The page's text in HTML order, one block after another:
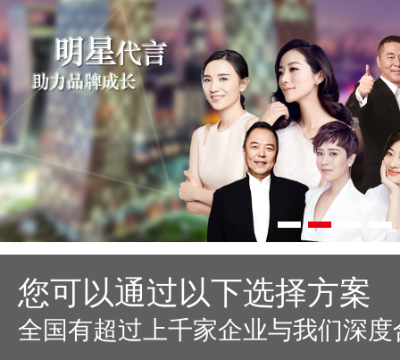
您可以通过以下选择方案
全国有超过上千家企业与我们深度